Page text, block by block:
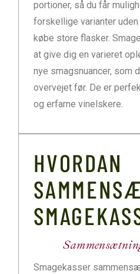
portioner, så du får
forskellige varianter
købe store flasker.
at give dig en varieret
nye smagsnuancer, som
overvejet før. De er
og erfarne vinelskere.
HVORDAN
Smagekasser